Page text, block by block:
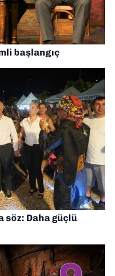
başlangıç
söz: Daha güçlü